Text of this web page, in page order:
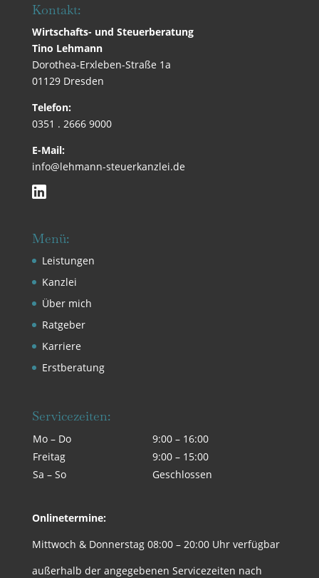
Kontakt:
Wirtschafts- und Steuerberatung
Tino Lehmann
Dorothea-Erxleben-Straße 1a
01129 Dresden
Telefon:
0351 . 2666 9000
E-Mail:
info@lehmann-steuerkanzlei.de
Menü:
Leistungen
Kanzlei
Über mich
Ratgeber
Karriere
Erstberatung
Servicezeiten:
Mo – Do
9:00 – 16:00
Freitag
9:00 – 15:00
Sa – So
Geschlossen
Onlinetermine:
Mittwoch & Donnerstag 08:00 – 20:00 Uhr verfügbar
außerhalb der angegebenen Servicezeiten nach